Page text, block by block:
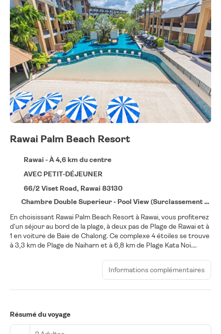
Rawai Palm Beach Resort
Rawai - À 4,6 km du centre
AVEC PETIT-DÉJEUNER
66/2 Viset Road, Rawai 83130
Chambre Double Superieur - Pool View (Surclassement en Deluxe Pool View)
En choisissant Rawai Palm Beach Resort à Rawai, vous profiterez
d'un séjour au bord de la plage, à deux pas de Plage de Rawai et à
1 en voiture de Baie de Chalong. Ce complexe 4 étoiles se trouve
à 3,3 km de Plage de Naiharn et à 6,8 km de Plage Kata Noi.
propose des massages, des soins corporels et des soins du
visage, et permettez qu'on prenne soin de vous. N'hésitez
qui incluent notamment 3 piscines extérieures et un centre de
complexe vous trouvez également l'accès Wi-Fi à Internet
gratuit, un service de concierge et un service d'organisation de
Informations complémentaires
Résumé du voyage